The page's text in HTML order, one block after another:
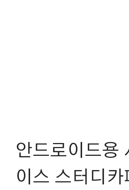
안드로이드용
이스 스터디카